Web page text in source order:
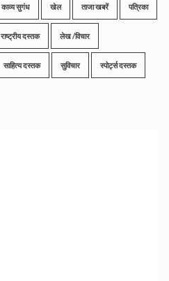
काव्य सुगंध खेल ताजा खबरें पत्रिका
राष्ट्रीय दस्तक लेख /विचार
साहित्य दस्तक सुविचार स्पोर्ट्स दस्तक